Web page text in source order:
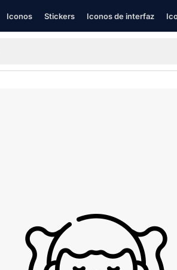
Iconos Stickers Iconos de interfaz